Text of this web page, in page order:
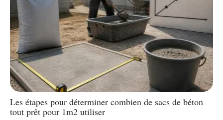
Les étapes pour déterminer combien de sacs de béton
tout prêt pour 1m2 utiliser